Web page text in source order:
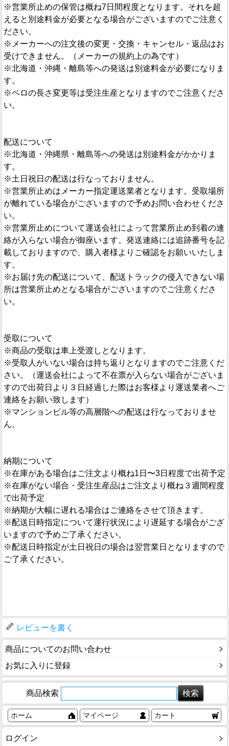
※営業所止めの保管は概ね7日間程度となります。それを超
えると別途料金が必要となる場合がございますのでご注意く
ださい。
※メーカーへの注文後の変更・交換・キャンセル・返品はお
受けできません。（メーカーの規約上の為です）
※北海道・沖縄・離島等への発送は別途料金が必要になりま
す。
※ベロの長さ変更等は受注生産となりますのでご注意くださ
い。
配送について
※北海道・沖縄県・離島等への発送は別途料金がかかりま
す。
※土日祝日の配送は行なっておりません。
※営業所止めはメーカー指定運送業者となります。受取場所
が離れている場合がございますので予めお問い合わせくださ
い。
※営業所止めについて運送会社によって営業所止め到着の連
絡が入らない場合が御座います。発送連絡には追跡番号を記
載しておりますので、購入者様よりご確認をお願いいたしま
す。
※お届け先の配送について、配送トラックの侵入できない場
所は営業所止めとなる場合がございますのでご注意くださ
い。
受取について
※商品の受取は車上受渡しとなります。
※受取人がいない場合は持ち返りとなりますのでご注意くだ
さい。（運送会社によって不在票が入らない場合がございま
すので出荷日より３日経過した際はお客様より運送業者へご
連絡をお願い致します）
※マンションビル等の高層階への配送は行なっておりませ
ん。
納期について
※在庫がある場合はご注文より概ね1日〜3日程度で出荷予定
※在庫がない場合・受注生産品はご注文より概ね３週間程度
で出荷予定
※納期が大幅に遅れる場合はご連絡をさせて頂きます。
※配送日時指定について運行状況により遅延する場合がござ
いますので予めご了承ください。
※配送日時指定が土日祝日の場合は翌営業日となりますので
ご了承ください。
レビューを書く
商品についてのお問い合わせ
お気に入りに登録
商品検索
ホーム マイページ カート
ログイン